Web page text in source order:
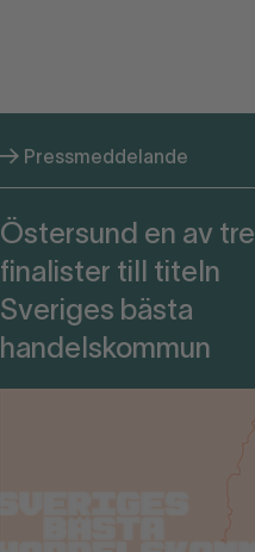
Pressmeddelande
Östersund en av tre
finalister till titeln
Sveriges bästa
handelskommun